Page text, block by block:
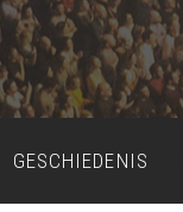
GESCHIEDENIS